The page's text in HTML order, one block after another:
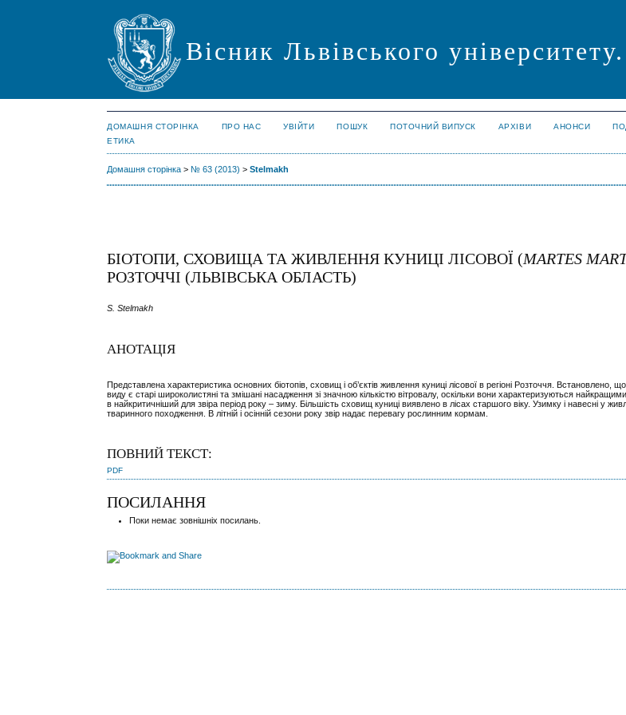
Вісник Львівського
ДОМАШНЯ СТОРІНКА ПРО НАС УВІЙТИ ПОШУК ПОТОЧНИЙ ВИПУСК АРХІВИ АНОНСИ
ЕТИКА
Домашня сторінка > № 63 (2013) >Stelmakh
БІОТОПИ, СХОВИЩА ТА ЖИВЛЕННЯ КУНИЦІ ЛІСОВОЇ (MARTES
РОЗТОЧЧІ (ЛЬВІВСЬКА ОБЛАСТЬ)
S. Stelmakh
АНОТАЦІЯ
Представлена характеристика основних біотопів, сховищ і об’єктів живлення куниці лісової в регіоні Розточчя.
виду є старі широколистяні та змішані насадження зі значною кількістю вітровалу, оскільки вони характеризуються
в найкритичніший для звіра період року – зиму. Більшість сховищ куниці виявлено в лісах старшого віку. Узимку і навесні у
тваринного походження. В літній і осінній сезони року звір надає перевагу рослинним кормам.
ПОВНИЙ ТЕКСТ:
PDF
ПОСИЛАННЯ
Поки немає зовнішніх посилань.